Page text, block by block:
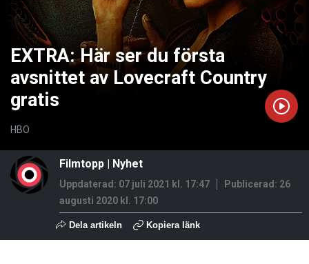
EXTRA: Här ser du första
avsnittet av Lovecraft Country
gratis
HBO
Filmtopp | Nyhet
Uppdaterad: 07 juli 2021 kl. 17:47 Publicerad: 26
augusti 2020 kl. 17:00
Dela artikeln Kopiera länk